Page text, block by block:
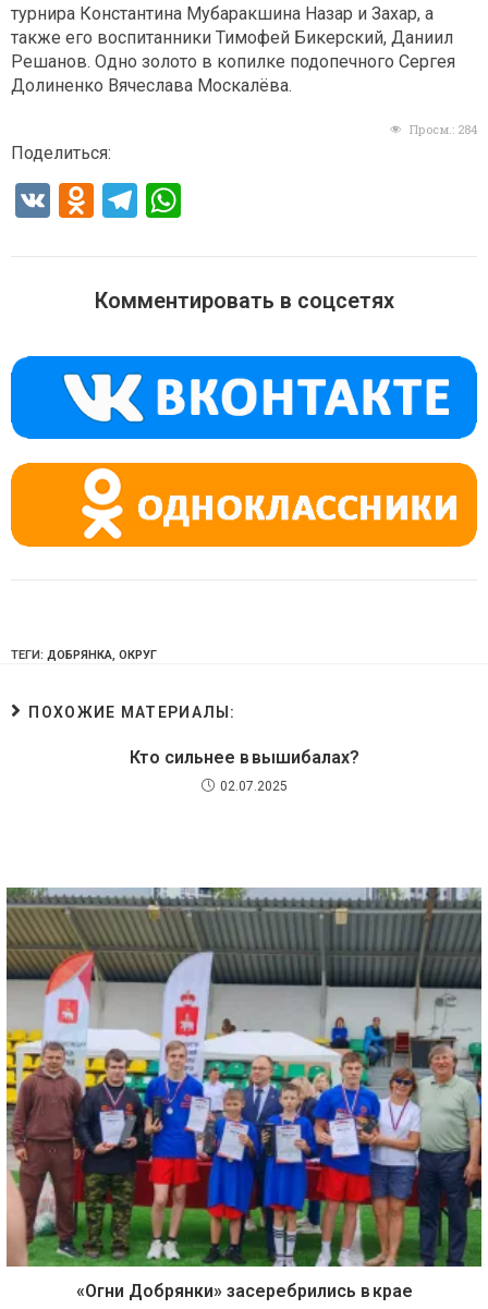
турнира Константина Мубаракшина Назар и Захар, а
также его воспитанники Тимофей Бикерский, Даниил
Решанов. Одно золото в копилке подопечного Сергея
Долиненко Вячеслава Москалёва.
Просм.: 284
Поделиться:
V
O
o
a
ss
ni
ki
T
gr
m
s
p
p
Комментировать в соцсетях
ТЕГИ: ДОБРЯНКА, ОКРУГ
ПОХОЖИЕ МАТЕРИАЛЫ:
Кто сильнее в вышибалах?
02.07.2025
«Огни Добрянки» засеребрились в крае